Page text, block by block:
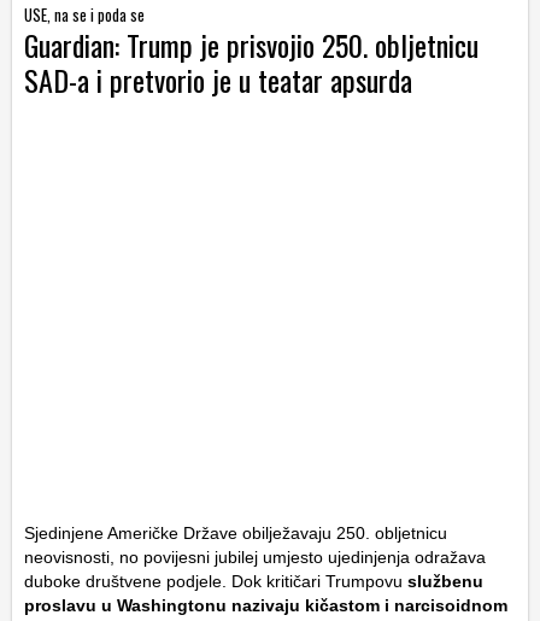
USE, na se i poda se
Guardian: Trump je prisvojio 250. obljetnicu
SAD-a i pretvorio je u teatar apsurda
Sjedinjene Američke Države obilježavaju 250. obljetnicu
neovisnosti, no povijesni jubilej umjesto ujedinjenja odražava
duboke društvene podjele. Dok kritičari Trumpovu službenu
proslavu u Washingtonu nazivaju kičastom i narcisoidnom